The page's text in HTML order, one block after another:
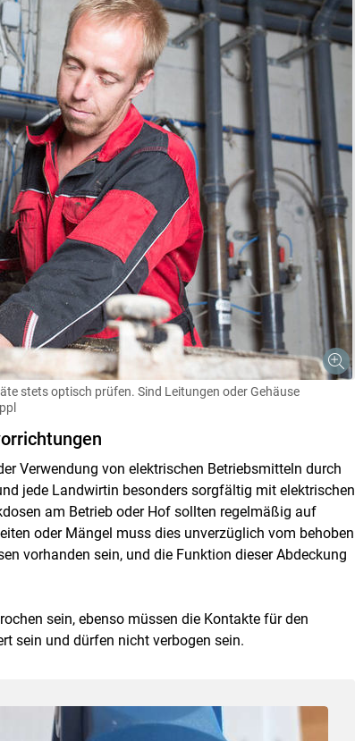
Skip to main content
stets optisch prüfen. Sind Leitungen oder Gehäuse
Verwendung von elektrischen Betriebsmitteln durch
jede Landwirtin besonders sorgfältig mit elektrischen
am Betrieb oder Hof sollten regelmäßig auf
oder Mängel muss dies unverzüglich vom behoben
vorhanden sein, und die Funktion dieser Abdeckung
sein, ebenso müssen die Kontakte für den
sein und dürfen nicht verbogen sein.